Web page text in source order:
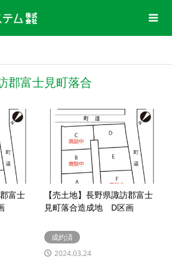
郡富士見町落合
富士
【売土地】長野県諏訪郡富士
見町落合造成地 D区画
成約済
2024.03.24